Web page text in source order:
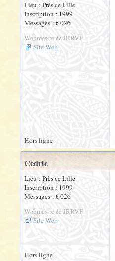
Lieu : Près de Lille
Inscription : 1999
Messages : 6 026
Webmestre de JRRVF
Site Web
Hors ligne
Cedric
Lieu : Près de Lille
Inscription : 1999
Messages : 6 026
Webmestre de JRRVF
Site Web
Hors ligne